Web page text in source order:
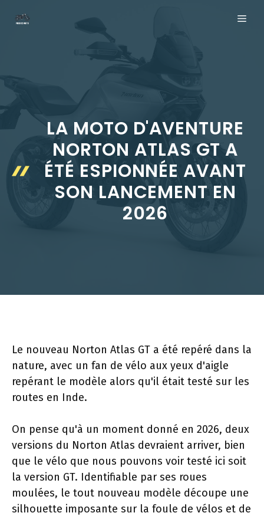
LA MOTO D'AVENTURE
NORTON ATLAS GT A
ÉTÉ ESPIONNÉE AVANT
SON LANCEMENT EN
2026
Le nouveau Norton Atlas GT a été repéré dans la
nature, avec un fan de vélo aux yeux d'aigle
repérant le modèle alors qu'il était testé sur les
routes en Inde.
On pense qu'à un moment donné en 2026, deux
versions du Norton Atlas devraient arriver, bien
que le vélo que nous pouvons voir testé ici soit
la version GT. Identifiable par ses roues
moulées, le tout nouveau modèle découpe une
silhouette imposante sur la foule de vélos et de